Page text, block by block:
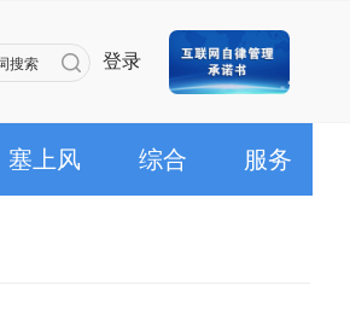
登录
塞上风 综合 服务